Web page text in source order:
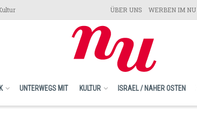
ÜBER UNS WERBEN IM NU
UNTERWEGS MIT KULTUR ISRAEL / NAHER OSTEN